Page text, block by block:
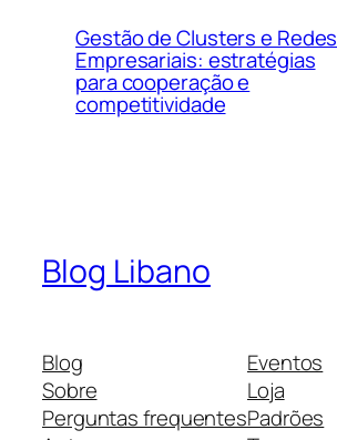
Gestão de Clusters e Redes
Empresariais: estratégias
para cooperação e
competitividade
Blog Libano
Blog
Sobre
Perguntas frequentes
Eventos
Loja
Padrões